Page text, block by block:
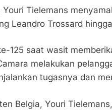
Tielemans
Leandro Trossard
125 saat wasit
melakukan
tugasnya dan
Belgia, Youri